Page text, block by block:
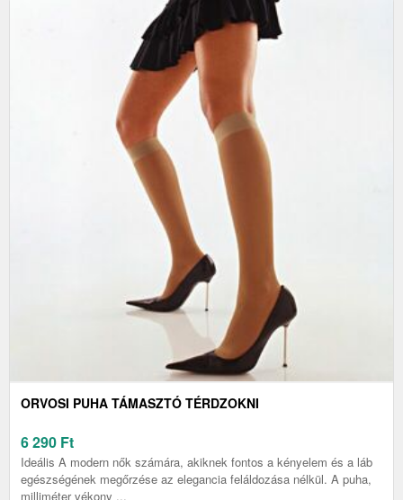
ORVOSI PUHA TÁMASZTÓ TÉRDZOKNI
6 290 Ft
Ideális A modern nők számára, akiknek fontos a kényelem és a láb
egészségének megőrzése az elegancia feláldozása nélkül. A puha,
milliméter vékony ...